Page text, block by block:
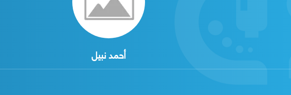
أحمد نبيل